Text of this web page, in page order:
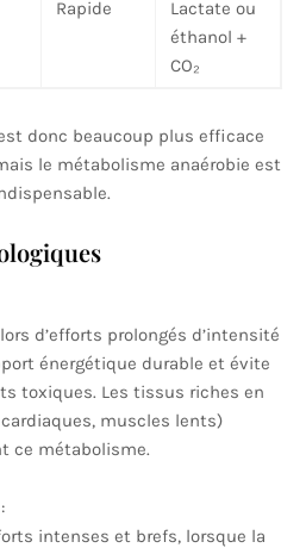
Rapide
Lactate ou
éthanol +
CO₂
donc beaucoup plus efficace
le métabolisme anaérobie est
d’efforts prolongés d’intensité
énergétique durable et évite
toxiques. Les tissus riches en
muscles lents)
ce métabolisme.
:
intenses et brefs, lorsque la